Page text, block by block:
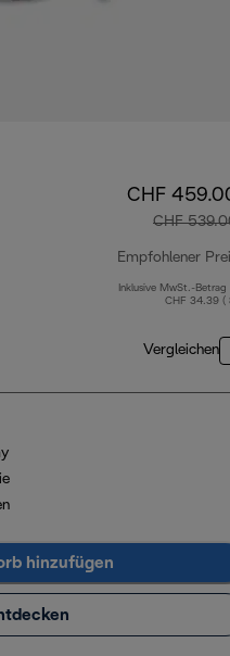
CHF
CHF
Empfohlener
Inklusive MwSt.-Betrag
CHF 34.39 (
Vergleichen
hinzufügen